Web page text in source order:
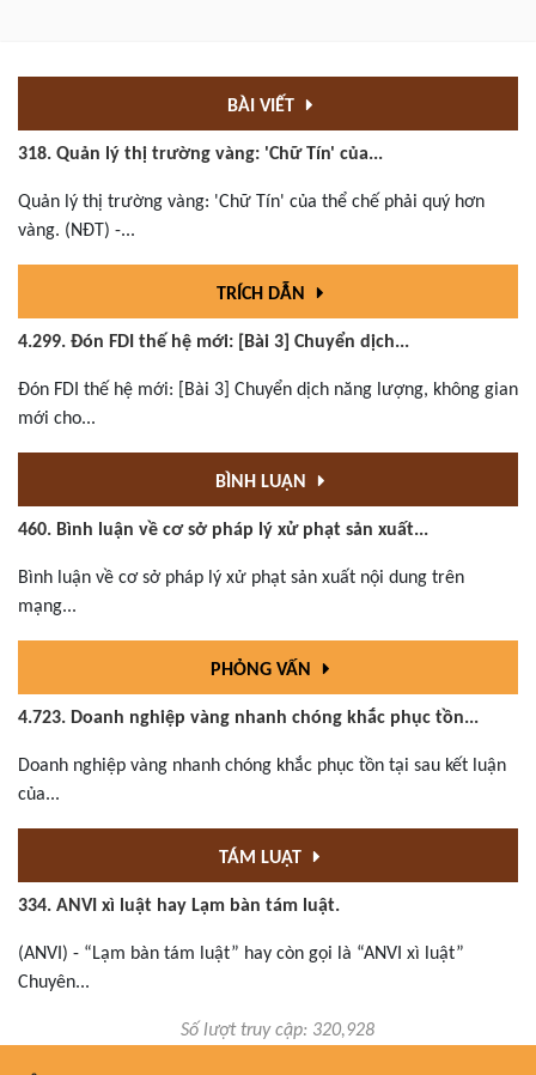
BÀI VIẾT
318. Quản lý thị trường vàng: 'Chữ Tín' của...
Quản lý thị trường vàng: 'Chữ Tín' của thể chế phải quý hơn
vàng. (NĐT) -...
TRÍCH DẪN
4.299. Đón FDI thế hệ mới: [Bài 3] Chuyển dịch...
Đón FDI thế hệ mới: [Bài 3] Chuyển dịch năng lượng, không gian
mới cho...
BÌNH LUẬN
460. Bình luận về cơ sở pháp lý xử phạt sản xuất...
Bình luận về cơ sở pháp lý xử phạt sản xuất nội dung trên
mạng...
PHỎNG VẤN
4.723. Doanh nghiệp vàng nhanh chóng khắc phục tồn...
Doanh nghiệp vàng nhanh chóng khắc phục tồn tại sau kết luận
của...
TÁM LUẬT
334. ANVI xì luật hay Lạm bàn tám luật.
(ANVI) - “Lạm bàn tám luật” hay còn gọi là “ANVI xì luật”
Chuyên...
Số lượt truy cập: 320,928